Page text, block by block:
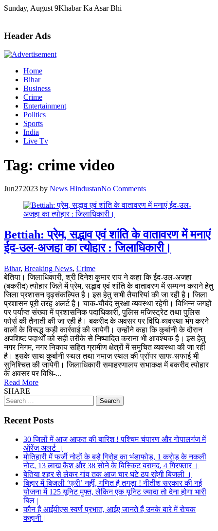
Skip
Sunday, August 9Khabar Ka Asar Bhi
Header Ads
Home
Bihar
Business
Crime
Entertainment
Politics
Sports
India
Live Tv
Tag: crime video
Jun272023 by News HindustanNo Comments
Bettiah: प्रेम, सद्भाव एवं शांति के वातावरण में मनाएं
ईद-उल-अजहा का त्योहार : जिलाधिकारी।
Bihar, Breaking News, Crime
बेतिया। जिलाधिकारी, श्री दिनेश कुमार राय ने कहा कि ईद-उल-अजहा
(बकरीद) त्योहार जिले में प्रेम, सद्भाव एवं शांति के वातावरण में सम्पन्न कराने हेतु
जिला प्रशासन दृढ़संकल्पित है। इस हेतु सभी तैयारियां की जा रही है। जिला
प्रशासन पूरी तरह अलर्ट है। चाक-चौबंद सुरक्षा व्यवस्था रहेगी। विभिन्न जगहों
पर पर्याप्त संख्या में प्रशासनिक पदाधिकारी, पुलिस मजिस्ट्रेट तथा पुलिस
फोर्स की तैनाती की जा रही है। बकरीद के अवसर पर विधि-व्यवस्था भंग करने
वालों के विरूद्ध कड़ी कार्रवाई की जायेगी। उन्होंने कहा कि कुर्बानी के दौरान
अपशिष्ट पदार्थों को सही तरीके से निष्पादित कराना भी आवश्यक है। इस हेतु
नगर निगम, नगर निकाय सहित ग्रामीण क्षेत्रों में समुचित व्यवस्था की जा रही
है। इसके साथ कुर्बानी स्थल तथा नमाज स्थल की प्रॉपर साफ-सफाई भी
सुनिश्चित की जायेगी। जिलाधिकारी समाहरणालय सभाकक्ष में बकरीद त्योहार
के अवसर पर विधि-...
Read More
SHARE
Search
for:
Recent Posts
30 जिलों में आज आफत की बारिश ! पश्चिम चंपारण और गोपालगंज में
ऑरेंज अलर्ट ।
मोतिहारी में फर्जी नोटों के बड़े गिरोह का भंडाफोड़, 1 करोड़ के नकली
नोट, 13 लाख कैश और 38 सोने के बिस्किट बरामद, 4 गिरफ्तार ।
बेतिया शहर से लेकर गांव तक आज चार घंटे ठप रहेगी बिजली ।
बिहार में बिजली ‘फ्री’ नहीं, गणित है तगड़ा ! नीतीश सरकार की नई
योजना में 125 यूनिट मुफ्त, लेकिन एक यूनिट ज्यादा तो देना होगा भारी
बिल |
कौन है आईपीएस स्वर्ण प्रभात, आईए जानते हैं उनके बारे में रोचक
कहानी |